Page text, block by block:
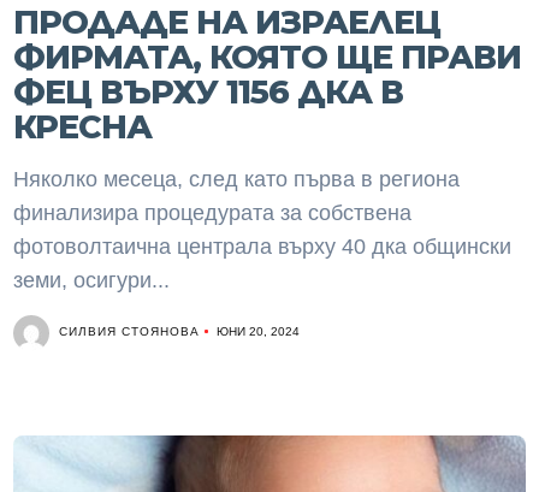
ПРОДАДЕ НА ИЗРАЕЛЕЦ
ФИРМАТА, КОЯТО ЩЕ ПРАВИ
ФЕЦ ВЪРХУ 1156 ДКА В
КРЕСНА
Няколко месеца, след като първа в региона
финализира процедурата за собствена
фотоволтаична централа върху 40 дка общински
земи, осигури...
СИЛВИЯ СТОЯНОВА ЮНИ 20, 2024